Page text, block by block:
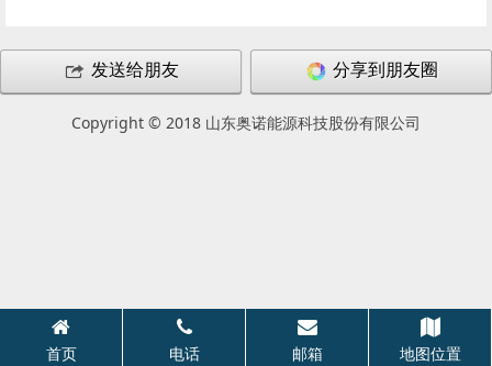
发送给朋友 分享到朋友圈
Copyright © 2018 山东奥诺能源科技股份有限公司
首页 电话 邮箱 地图位置